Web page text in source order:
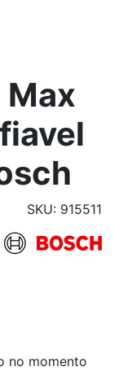
Max
SKU: 915511
no momento